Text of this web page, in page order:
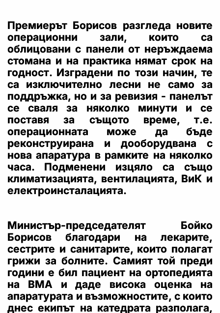
Премиерът Борисов разгледа новите
операционни зали, които са
облицовани с панели от неръждаема
стомана и на практика нямат срок на
годност. Изградени по този начин, те
са изключително лесни не само за
поддръжка, но и за ревизия - панелът
се сваля за няколко минути и се
поставя за същото време, т.е.
операционната може да бъде
реконструирана и дооборудвана с
нова апаратура в рамките на няколко
часа. Подменени изцяло са също
климатизацията, вентилацията, ВиК и
електроинсталацията.
Министър-председателят Бойко
Борисов благодари на лекарите,
сестрите и санитарите, които полагат
грижи за болните. Самият той преди
години е бил пациент на ортопедията
на ВМА и даде висока оценка на
апаратурата и възможностите, с които
днес екипът на катедрата разполага,